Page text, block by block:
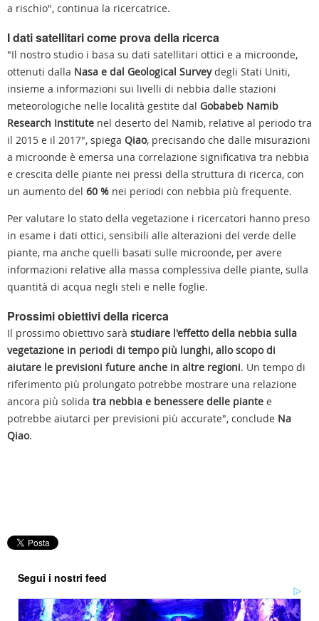
a rischio", continua la ricercatrice.
I dati satellitari come prova della ricerca
"Il nostro studio i basa su dati satellitari ottici e a microonde,
ottenuti dalla Nasa e dal Geological Surveydegli Stati Uniti,
insieme a informazioni sui livelli di nebbia dalle stazioni
meteorologiche nelle località gestite dal Gobabeb Namib
Research Institute nel deserto del Namib, relative al periodo tra
il 2015 e il 2017", spiega Qiao, precisando che dalle misurazioni
a microonde è emersa una correlazione significativa tra nebbia
e crescita delle piante nei pressi della struttura di ricerca, con
un aumento del 60 % nei periodi con nebbia più frequente.
Per valutare lo stato della vegetazione i ricercatori hanno preso
in esame i dati ottici, sensibili alle alterazioni del verde delle
piante, ma anche quelli basati sulle microonde, per avere
informazioni relative alla massa complessiva delle piante, sulla
quantità di acqua negli steli e nelle foglie.
Prossimi obiettivi della ricerca
Il prossimo obiettivo sarà studiare l'effetto della nebbia sulla
vegetazione in periodi di tempo più lunghi, allo scopo di
aiutare le previsioni future anche in altre regioni. Un tempo di
riferimento più prolungato potrebbe mostrare una relazione
ancora più solida tra nebbia e benessere delle piante e
potrebbe aiutarci per previsioni più accurate", conclude Na
Qiao.
Segui i nostri feed